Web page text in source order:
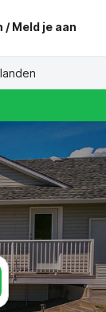
/ Meld je aan